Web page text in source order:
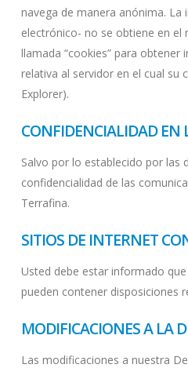
navega de manera anónima.
electrónico- no se obtiene en el
llamada “cookies” para
relativa al servidor en el cual
Explorer).
CONFIDENCIALIDAD EN
Salvo por lo establecido por las
confidencialidad de las
Terrafina.
SITIOS DE INTERNET
Usted debe estar informado
pueden contener disposiciones
MODIFICACIONES A LA
Las modificaciones a nuestra